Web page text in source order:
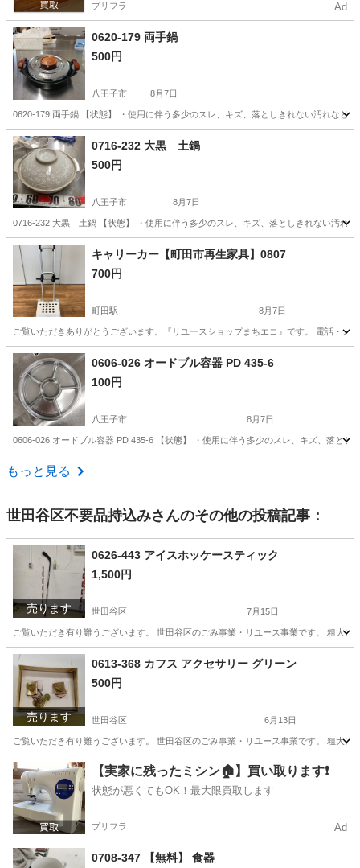
プリフラ Ad
0620-179 両手鍋
500円
八王子市 8月7日
0620-179 両手鍋 【状態】 ・使用に伴う多少のスレ、キズ、落としきれない汚れな
東京 八王子市 手鍋
0716-232 大黒 土鍋
500円
八王子市 8月7日
0716-232 大黒 土鍋 【状態】 ・使用に伴う多少のスレ、キズ、落としきれない汚れ
東京 八王子市 調理器具 土鍋
キャリーカー【町田市再生家具】0807
700円
町田駅 8月7日
ご覧いただきありがとうございます。『リユースショップまちエコ』です。 電話・
東京 町田市 その他 リユース
0606-026 オードブル容器 PD 435-6
100円
八王子市 8月7日
0606-026 オードブル容器 PD 435-6 【状態】 ・使用に伴う多少のスレ、キズ、落と
東京 八王子市
もっと見る
世田谷区不要品持込みさんのその他の投稿記事：
売ります
0626-443 アイスホッケースティック
1,500円
世田谷区 7月15日
ご覧いただき有り難うございます。 世⽥⾕区のごみ事業・リユース事業です。 粗
東京 世田谷区
売ります
0613-368 カフス アクセサリー グリーン
500円
世田谷区 6月13日
ご覧いただき有り難うございます。 世⽥⾕区のごみ事業・リユース事業です。 粗
世田谷区 アクセサリー リユース
【実家に残ったミシン🏠】買い取ります❗️
状態が悪くてもOK！最大限買取します
プリフラ Ad
0708-347 【無料】 食器